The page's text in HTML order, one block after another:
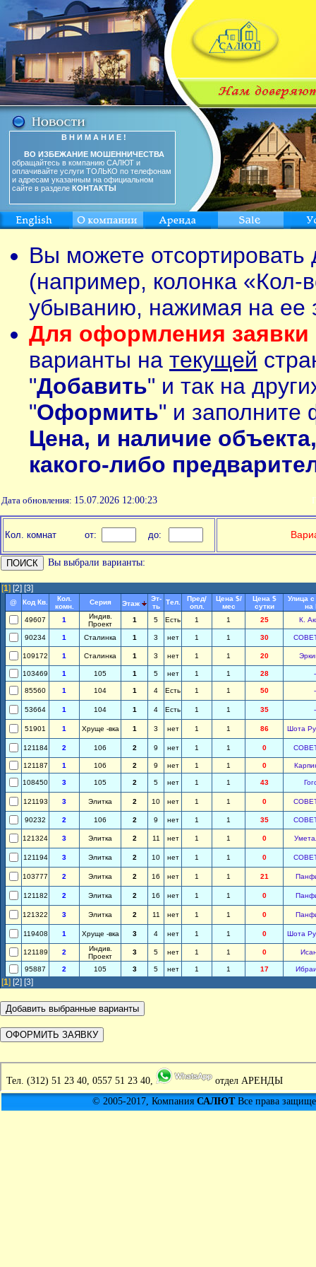
В Н И М А Н И Е !
ВО ИЗБЕЖАНИЕ МОШЕННИЧЕСТВА
обращайтесь в компанию САЛЮТ и
оплачивайте услуги ТОЛЬКО по телефонам
и адресам указанным на официальном
сайте в разделе КОНТАКТЫ
Вы можете
(например, колонка «Кол-
убыванию, нажимая на ее
Для оформления заявки
варианты на текущей
"Добавить" и так на
"Оформить" и заполните
Цена, и наличие
какого-либо
Дата обновления: 15.07.2026 12:00:23
Кол. комнат от: до:
Вы выбрали варианты:
[1] [2] [3]
@ Код Кв.
Кол.
комн.
Серия Этаж
Эт-
ть
Тел.
Пред/
опл.
Цена $/
мес
Цена $
сутки
Улица
на
49607
1
Индив.
Проект
1 5 Есть 1 1 25 К.
90234 1 Сталинка 1 3 нет 1 1 30
109172 1 Сталинка 1 3 нет 1 1 20
103469 1 105 1 5 нет 1 1 28 -
85560 1 104 1 4 Есть 1 1 50 -
53664 1 104 1 4 Есть 1 1 35 -
51901 1 Хруще -вка 1 3 нет 1 1 86 Шота
121184 2 106 2 9 нет 1 1 0
121187 1 106 2 9 нет 1 1 0
108450 3 105 2 5 нет 1 1 43
121193 3 Элитка 2 10 нет 1 1 0
90232 2 106 2 9 нет 1 1 35
121324 3 Элитка 2 11 нет 1 1 0
121194 3 Элитка 2 10 нет 1 1 0
103777 2 Элитка 2 16 нет 1 1 21
121182 2 Элитка 2 16 нет 1 1 0
121322 3 Элитка 2 11 нет 1 1 0
119408 1 Хруще -вка 3 4 нет 1 1 0 Шота
121189 2
Индив.
Проект
3 5 нет 1 1 0
95887 2 105 3 5 нет 1 1 17
[1] [2] [3]
Тел. (312) 51 23 40, 0557 51 23 40,
отдел АРЕНДЫ
© 2005-2017, Компания САЛЮТВсе права